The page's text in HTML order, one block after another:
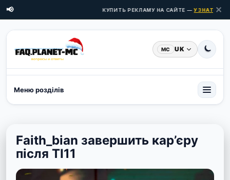
📢 КУПИТЬ РЕКЛАМУ НА САЙТЕ —УЗНАТЬ ✕
MC UK
Меню розділів
Faith_bian завершить кар’єру
після TI11